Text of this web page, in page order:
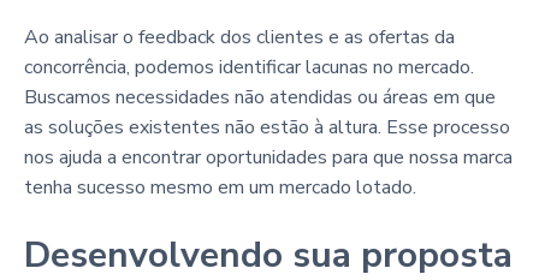
Ao analisar o feedback dos clientes e as ofertas da
concorrência, podemos identificar lacunas no mercado.
Buscamos necessidades não atendidas ou áreas em que
as soluções existentes não estão à altura. Esse processo
nos ajuda a encontrar oportunidades para que nossa marca
tenha sucesso mesmo em um mercado lotado.
Desenvolvendo sua proposta